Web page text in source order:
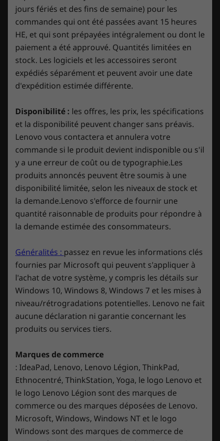
features, and the power of AI.
Enjoy 3 Months of Xbox Game Pass on
Lenovo Legion devices
Play over 100 high-quality games with your
new Lenovo Legion PC and three months of
Xbox Game Pass-including EA Play. With new
games added all the time, there's always
something new to play. Download and play in
cloud with connected controller. Ready to
redeem? See https://www.xbox.com/oem-offer.
Stealthy & sleek. Gaming chic.
Slimmer and fiercer than ever before, the
Legion 5i Gen 7 (15″ Intel) comes in a sleek,
Obturateur électronique de la caméra Web
Audio
2 x haut-parleurs stéréo audio Nahimic de 2 W
Caméra
720p HD
19,99 à 24,05 mm x 358,8 mm x 262,35 mm / 0,79 po –
0,95 po x 14,13 po x 10,33 po
Poids
À partir de 2,4 kg / 5,29 lbs
Couleur
Storm Grey
Connectivité
Bluetooth®5.1
*6 GHz Le fonctionnement du WiFi 6E dépend de la prise en charge du
système d’exploitation, des routeurs/points d’accès/passerelles qui
prennent en charge le WiFi 6E, ainsi que des certifications réglementaires
régionales et de l’allocation du spectre.
Gauche :
USB-C Thunderbolt™ 4 (DisplayPort 1.4)
USB-C 3.2 Gen 2 (DisplayPort 1.4)
Droite :
USB-A 3.2 Gen 1 Com
Comparer
Magasiner
Comparer
Explorer tout Ordinateurs portables
jours fériés et des fins de semaine) pour les
commandes qui ont été passées avant 15 heures
HE, et qui sont prépayées intégralement ou dont le
paiement a été approuvé. Quantités limitées en
stock. Les logiciels et les accessoires seront
expédiés séparément et peuvent avoir une date
d'expédition estimée différente.
Disponibilité : les offres, les prix, les spécifications
et la disponibilité peuvent changer sans préavis.
Lenovo vous contactera et annulera votre
commande si le produit devient indisponible ou s'il
y a une erreur de coût ou de typographie.Les
produits annoncés peuvent être soumis à une
disponibilité limitée, selon les niveaux de stock et
la demande.Lenovo s'efforce de fournir une
quantité raisonnable de produits pour répondre à
la demande estimée des consommateurs.
Généralités : passez en revue les informations clés
fournies par Microsoft qui peuvent s'appliquer à
l'achat de votre système, y compris les détails sur
Windows 10, Windows 8, Windows 7 et les mises à
niveau/rétrogradations potentielles. Lenovo ne fait
aucune déclaration ni garantie concernant les
produits ou services tiers.
Marques de commerce
: IdeaPad, Lenovo, Lenovo Légion, ThinkPad,
Ethnocentré, ThinkStation, Yoga, le logo Lenovo et
le logo Lenovo Légion sont des marques de
commerce ou des marques déposées de Lenovo.
Microsoft, Windows, Windows NT et le logo
Windows sont des marques de commerce de